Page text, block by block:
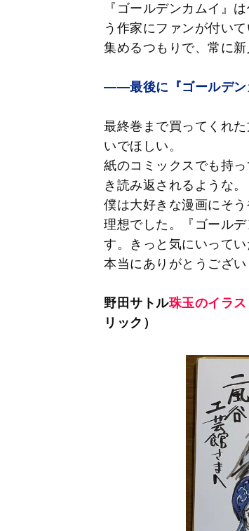
『ゴールデンカムイ』
う作家にファンが付い
集めるつもりで、常に
――最後に『ゴールデン
最終巻まで買ってくれ
いでほしい。
紙のコミックスでも持
き読み返されるような。
僕は大好きな漫画にそ
理想でした。『ゴール
す。きっと気にいってい
本当にありがとうござい
野田サトル珠玉のイラス
リック）